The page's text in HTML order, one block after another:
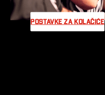
Postavke za kolačiće